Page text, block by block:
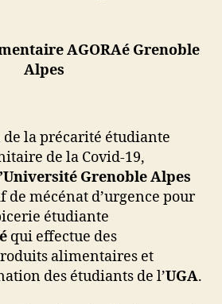
AGORAé Grenoble
Alpes
de la précarité étudiante
de la Covid-19,
Grenoble Alpes
mécénat d’urgence pour
étudiante
qui effectue des
alimentaires et
des étudiants de l’UGA.